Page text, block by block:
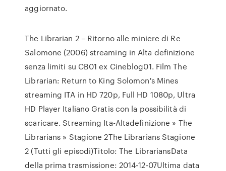
aggiornato.
The Librarian 2 – Ritorno alle miniere di Re
Salomone (2006) streaming in Alta definizione
senza limiti su CB01 ex Cineblog01. Film The
Librarian: Return to King Solomon's Mines
streaming ITA in HD 720p, Full HD 1080p, Ultra
HD Player Italiano Gratis con la possibilità di
scaricare. Streaming Ita-Altadefinizione » The
Librarians » Stagione 2The Librarians Stagione
2 (Tutti gli episodi)Titolo: The LibrariansData
della prima trasmissione: 2014-12-07Ultima data